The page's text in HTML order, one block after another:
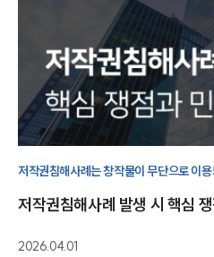
저작권침해사례는 창작물이 무단으로 이
있습니다.
저작권침해사례 발생 시 핵심
2026.04.01